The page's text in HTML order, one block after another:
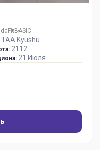
FitBASIC
TAA Kyushu
2112
21 Июля